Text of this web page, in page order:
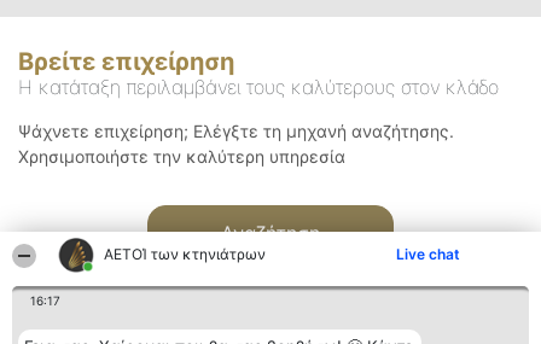
ΑΕΤΟΊ των κτηνιάτρων Live chat
16:17
Βρείτε επιχείρηση
Η κατάταξη περιλαμβάνει τους καλύτερους στον κλάδο
Ψάχνετε επιχείρηση; Ελέγξτε τη μηχανή αναζήτησης.
Χρησιμοποιήστε την καλύτερη υπηρεσία
Αναζήτηση